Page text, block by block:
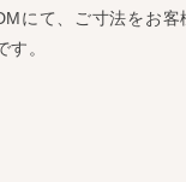
にて、ご寸法をお客
す。